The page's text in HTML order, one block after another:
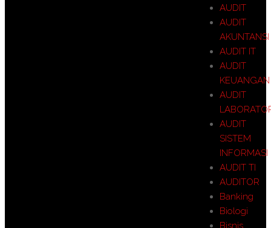
AUDIT
AUDIT
AKUNTANSI
AUDIT IT
AUDIT
KEUANGAN
AUDIT
AUDIT
SISTEM
INFORMASI
AUDIT TI
AUDITOR
Banking
Biologi
Bisnis